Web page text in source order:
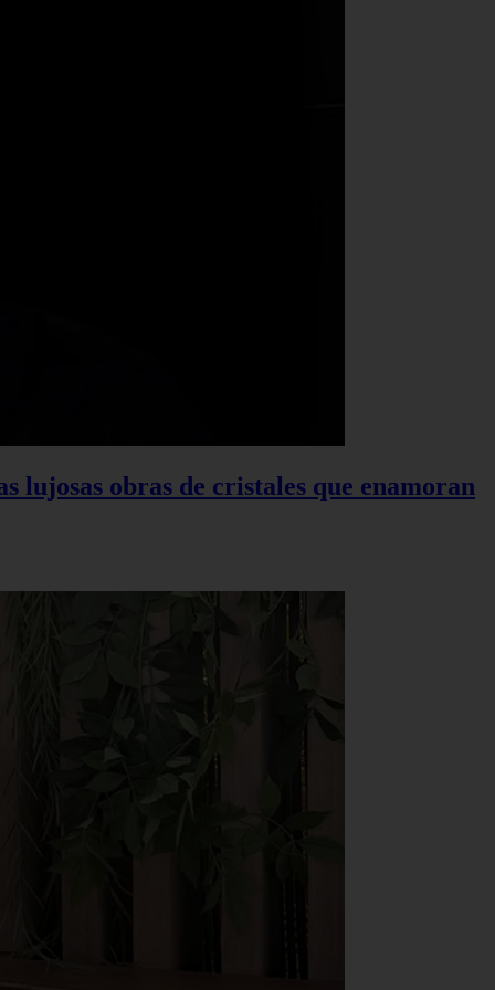
lujosas obras de cristales que enamoran